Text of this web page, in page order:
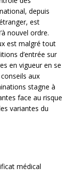
depuis
est
nouvel ordre.
est malgré tout
d’entrée sur
en vigueur en se
aux
stagne à
face au risque
variantes du
médical